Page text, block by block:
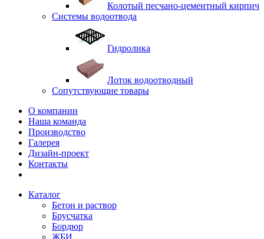
Колотый песчано-цементный кирпич
Системы водоотвода
Гидролика
Лоток водоотводный
Сопутствующие товары
О компании
Наша команда
Производство
Галерея
Дизайн-проект
Контакты
Каталог
Бетон и раствор
Брусчатка
Бордюр
ЖБИ